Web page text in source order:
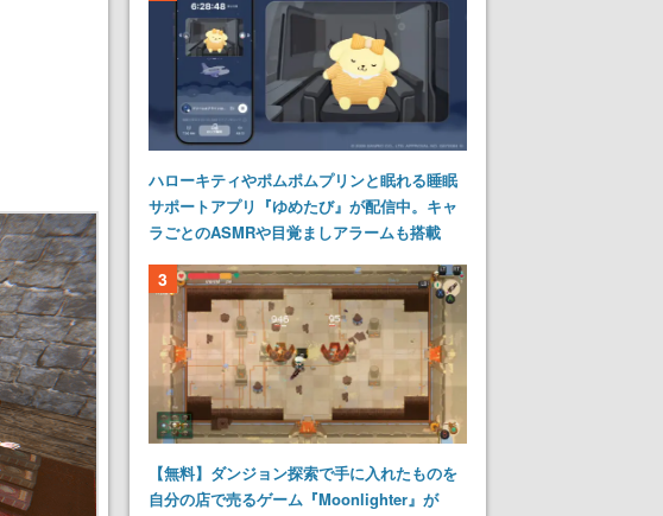
ハローキティやポムポムプリンと眠れる睡眠
サポートアプリ『ゆめたび』が配信中。キャ
ラごとのASMRや目覚ましアラームも搭載
3
【無料】ダンジョン探索で手に入れたものを
自分の店で売るゲーム『Moonlighter』が